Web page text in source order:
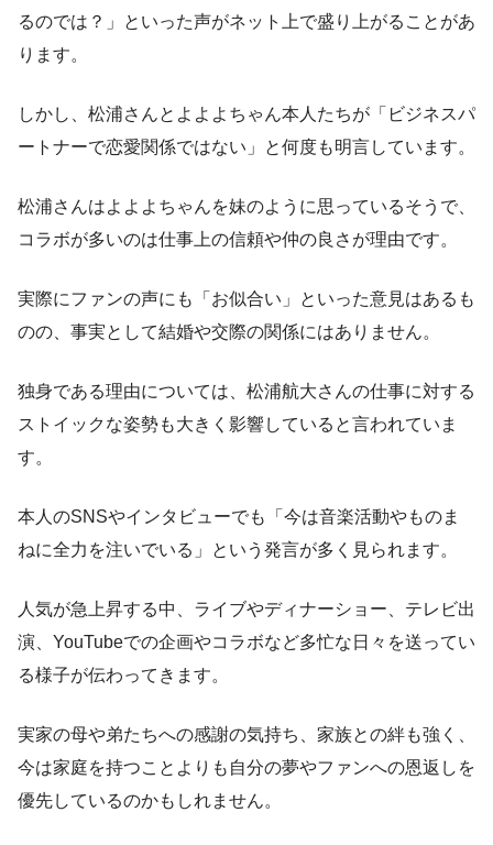
るのでは？」といった声がネット上で盛り上がることがあ
ります。
しかし、松浦さんとよよよちゃん本人たちが「ビジネスパ
ートナーで恋愛関係ではない」と何度も明言しています。
松浦さんはよよよちゃんを妹のように思っているそうで、
コラボが多いのは仕事上の信頼や仲の良さが理由です。
実際にファンの声にも「お似合い」といった意見はあるも
のの、事実として結婚や交際の関係にはありません。
独身である理由については、松浦航大さんの仕事に対する
ストイックな姿勢も大きく影響していると言われていま
す。
本人のSNSやインタビューでも「今は音楽活動やものま
ねに全力を注いでいる」という発言が多く見られます。
人気が急上昇する中、ライブやディナーショー、テレビ出
演、YouTubeでの企画やコラボなど多忙な日々を送ってい
る様子が伝わってきます。
実家の母や弟たちへの感謝の気持ち、家族との絆も強く、
今は家庭を持つことよりも自分の夢やファンへの恩返しを
優先しているのかもしれません。